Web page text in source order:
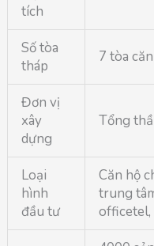
tích
Số tòa
tháp
7 tòa
Đơn vị
xây
dựng
Tổng
Loại
hình
đầu tư
Căn hộ
trung
officetel,